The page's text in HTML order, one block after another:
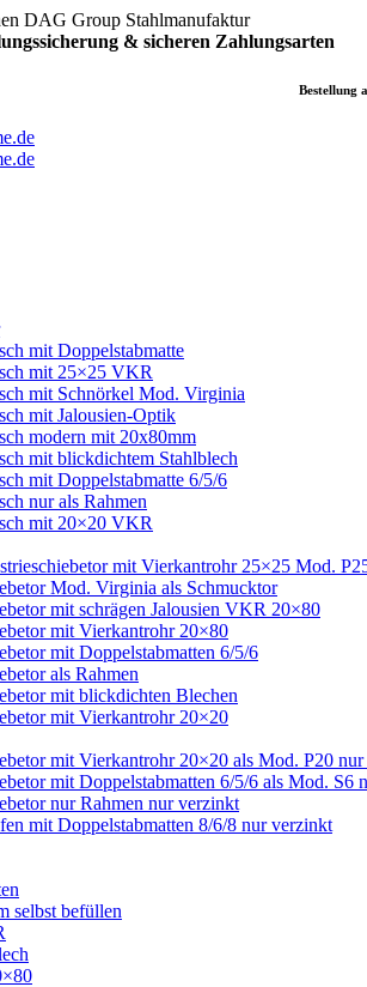
DAG Group Stahlmanufaktur
& sicheren Zahlungsarten
Bestellung
mit Doppelstabmatte
mit 25×25 VKR
mit Schnörkel Mod. Virginia
mit Jalousien-Optik
modern mit 20x80mm
mit blickdichtem Stahlblech
mit Doppelstabmatte 6/5/6
nur als Rahmen
mit 20×20 VKR
mit Vierkantrohr 25×25 Mod.
Mod. Virginia als Schmucktor
mit schrägen Jalousien VKR 20×80
mit Vierkantrohr 20×80
mit Doppelstabmatten 6/5/6
als Rahmen
mit blickdichten Blechen
mit Vierkantrohr 20×20
mit Vierkantrohr 20×20 als Mod. P20
mit Doppelstabmatten 6/5/6 als Mod. S6
nur Rahmen nur verzinkt
mit Doppelstabmatten 8/6/8 nur verzinkt
selbst befüllen